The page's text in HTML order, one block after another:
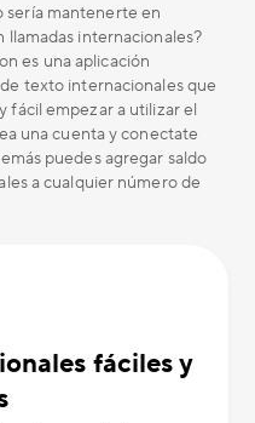
sería mantenerte en
internacionales?
es una aplicación
texto internacionales que
fácil empezar a utilizar el
una cuenta y conectate
puedes agregar saldo
a cualquier número de
fáciles y